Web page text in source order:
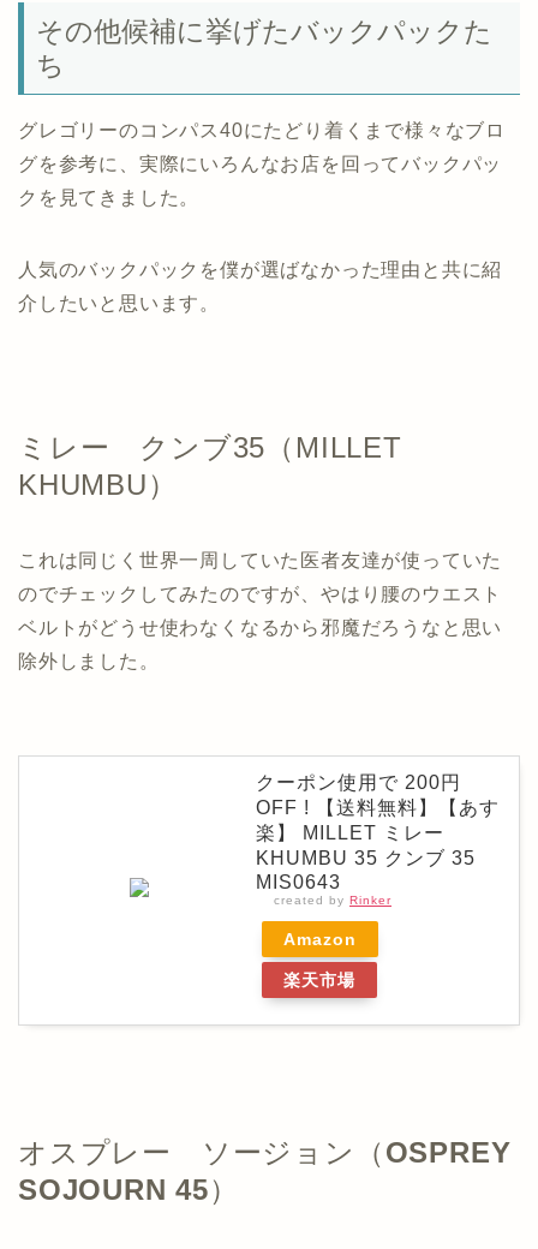
その他候補に挙げたバックパックた
ち
グレゴリーのコンパス40にたどり着くまで様々なブロ
グを参考に、実際にいろんなお店を回ってバックパッ
クを見てきました。
人気のバックパックを僕が選ばなかった理由と共に紹
介したいと思います。
ミレー クンブ35（ MILLET
KHUMBU ）
これは同じく世界一周していた医者友達が使っていた
のでチェックしてみたのですが、やはり腰のウエスト
ベルトがどうせ使わなくなるから邪魔だろうなと思い
除外しました。
クーポン使用で 200円
OFF ! 【送料無料】【あす
楽】 MILLET ミレー
KHUMBU 35 クンブ 35
MIS0643
created by Rinker
Amazon
楽天市場
オスプレー ソージョン（ OSPREY
SOJOURN 45）